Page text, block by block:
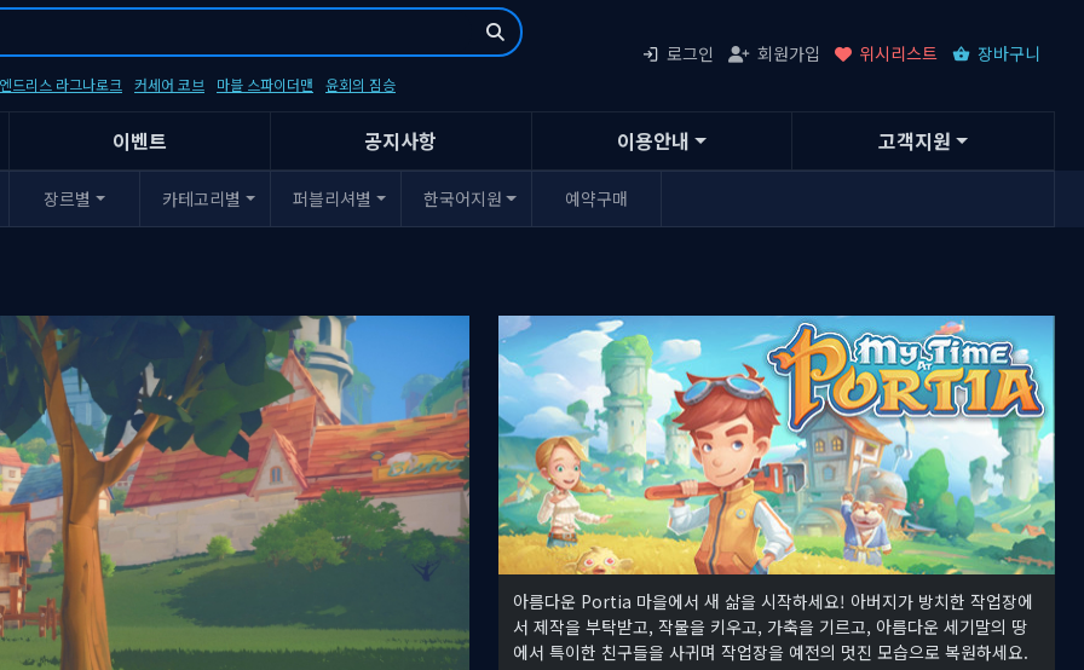
드리스 라그나로크 커세어 코브 마블 스파이더맨 윤회의 짐승
로그인 회원가입 위시리스트 장바구니
이벤트 공지사항 이용안내 고객지원
장르별 카테고리별 퍼블리셔별 한국어지원 예약구매
아름다운 Portia 마을에서 새 삶을 시작하세요! 아버지가 방치한 작업장에
서 제작을 부탁받고, 작물을 키우고, 가축을 기르고, 아름다운 세기말의 땅
에서 특이한 친구들을 사귀며 작업장을 예전의 멋진 모습으로 복원하세요.